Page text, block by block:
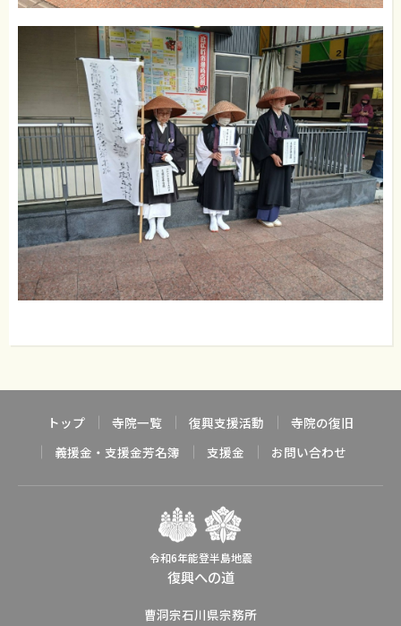
トップ 寺院一覧 復興支援活動
寺院の復旧
義援金・支援金芳名簿
支援金 お問い合わせ
令和6年能登半島地震
復興への道
曹洞宗石川県宗務所